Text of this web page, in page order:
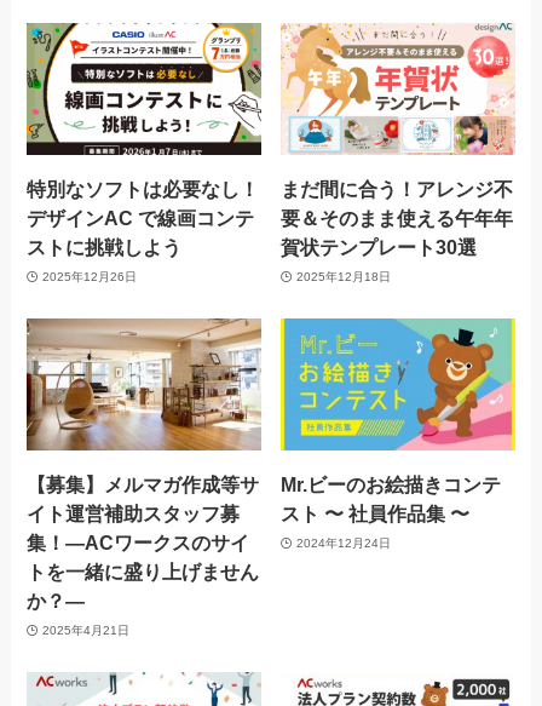
特別なソフトは必要なし！
デザインAC で線画コンテ
ストに挑戦しよう
2025年12月26日
まだ間に合う！アレンジ不
要＆そのまま使える午年年
賀状テンプレート30選
2025年12月18日
【募集】メルマガ作成等サ
イト運営補助スタッフ募
集！―ACワークスのサイ
トを一緒に盛り上げません
か？―
2025年4月21日
Mr.ビーのお絵描きコンテ
スト 〜 社員作品集 〜
2024年12月24日